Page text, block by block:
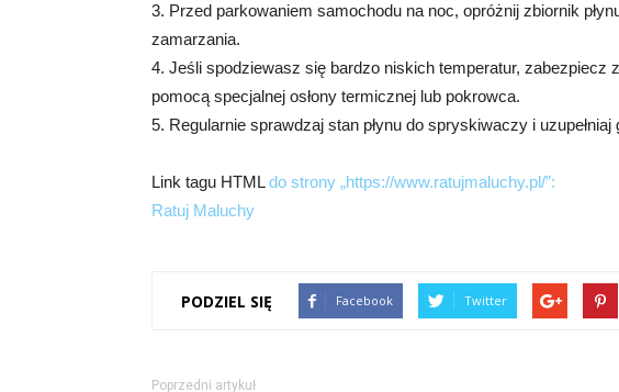
3. Przed parkowaniem samochodu na noc, opróżnij zbiornik
zamarzania.
4. Jeśli spodziewasz się bardzo niskich temperatur, zabezpiecz
pomocą specjalnej osłony termicznej lub pokrowca.
5. Regularnie sprawdzaj stan płynu do spryskiwaczy i
Link tagu HTMLdo strony „https://www.ratujmaluchy.pl/”:
Ratuj Maluchy
PODZIEL SIĘ Facebook Twitter
Poprzedni artykuł